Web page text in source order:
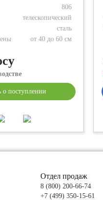
806
телескопический
сталь
от 40 до 60 см
о поступлении
Отдел продаж
8 (800) 200-66-74
+7 (499) 350-15-61